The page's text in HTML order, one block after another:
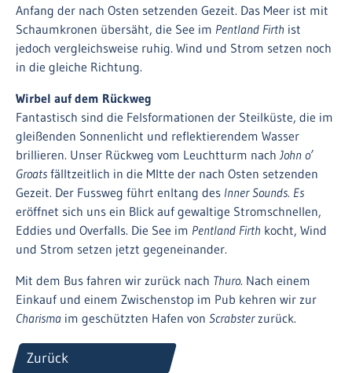
Anfang der nach Osten setzenden Gezeit. Das Meer ist mit
Schaumkronen übersäht, die See im Pentland Firth ist
jedoch vergleichsweise ruhig. Wind und Strom setzen noch
in die gleiche Richtung.
Wirbel auf dem Rückweg
Fantastisch sind die Felsformationen der Steilküste, die im
gleißenden Sonnenlicht und reflektierendem Wasser
brillieren. Unser Rückweg vom Leuchtturm nachJohn o’
Groats fälltzeitlich in die MItte der nach Osten setzenden
Gezeit. Der Fussweg führt enltang des Inner Sounds. Es
eröffnet sich uns ein Blick auf gewaltige Stromschnellen,
Eddies und Overfalls. Die See im Pentland Firth kocht, Wind
und Strom setzen jetzt gegeneinander.
Mit dem Bus fahren wir zurück nach Thuro. Nach einem
Einkauf und einem Zwischenstop im Pub kehren wir zur
Charisma im geschützten Hafen von Scrabsterzurück.
Zurück